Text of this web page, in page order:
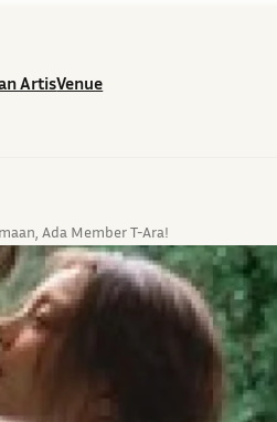
ArtisVenue
Ada Member T-Ara!